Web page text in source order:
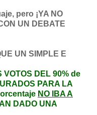
pero ¡YA NO
UN DEBATE
UN SIMPLE E
VOTOS DEL 90% de
PARA LA
NO IBA A
DADO UNA